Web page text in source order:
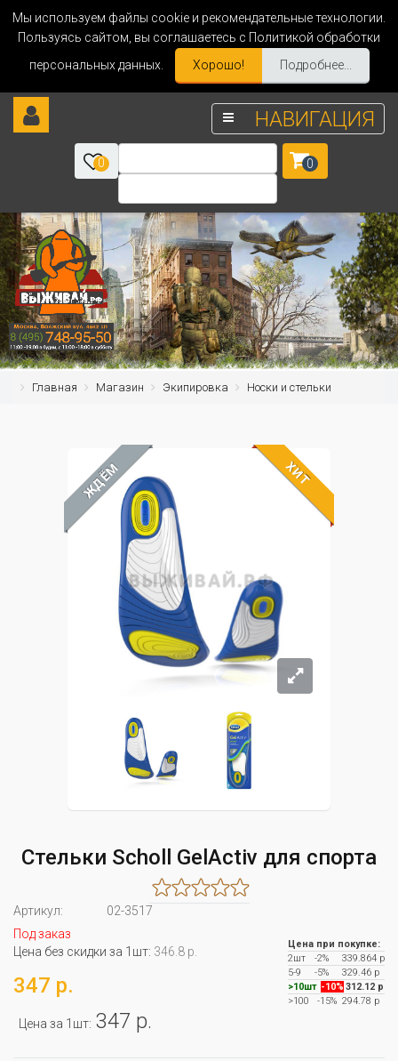
Мы используем файлы cookie и рекомендательные технологии.
Пользуясь сайтом, вы соглашаетесь с Политикой обработки
персональных данных.
Хорошо! Подробнее...
НАВИГАЦИЯ
0 0
Главная Магазин Экипировка Носки и стельки
ЖДЁМ ХИТ
Стельки Scholl GelActiv для спорта
Артикул:
02-3517
Под заказ
Цена без скидки за 1шт: 346.8 р.
347 р.
Цена за 1шт: 347 р.
Цена при покупке:
2шт
-2%
339.864 р
5-9
-5%
329.46 р
>10шт -10% 312.12 р
>100
-15% 294.78 р